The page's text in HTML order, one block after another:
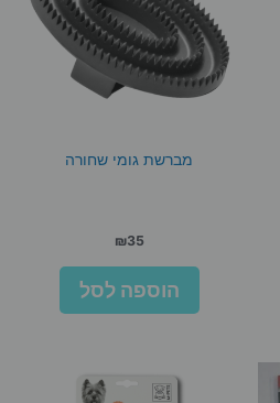
מברשת גומי שחורה
₪35
הוספה לסל